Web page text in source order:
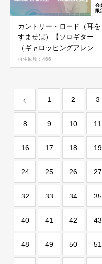
カントリー・ロード（耳を
すませば）【ソロギター
（ギャロッピングアレン
ジ）・上級者講座・模範演
奏】
再生回数：466
1 2 3
8 9 10 11
16 17 18 19
24 25 26 27
32 33 34 35
40 41 42 43
48 49 50 51